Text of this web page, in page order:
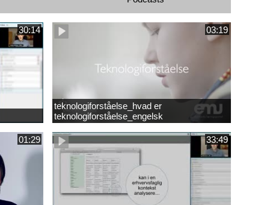
30:14 03:19
teknologiforståelse_hvad er
teknologiforståelse_engelsk
01:29 33:49